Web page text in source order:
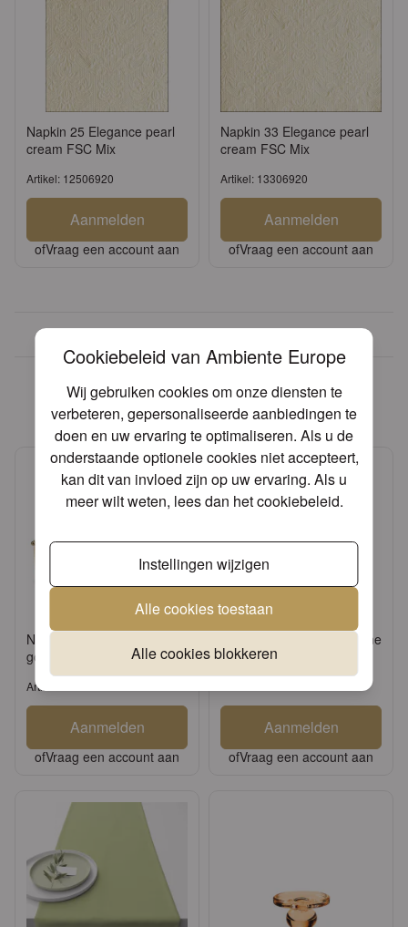
Cookiebeleid van Ambiente Europe
Wij gebruiken cookies om onze diensten te
verbeteren, gepersonaliseerde aanbiedingen te
doen en uw ervaring te optimaliseren. Als u de
onderstaande optionele cookies niet accepteert,
kan dit van invloed zijn op uw ervaring. Als u
meer wilt weten, lees dan hetcookiebeleid.
Instellingen wijzigen
Alle cookies toestaan
Alle cookies blokkeren
Napkin 25 Elegance pearl
cream FSC Mix
Artikel: 12506920
Aanmelden
ofVraag een account aan
Napkin 33 Elegance pearl
cream FSC Mix
Artikel: 13306920
Aanmelden
ofVraag een account aan
Andere producten die mogelijk
iets voor u zijn!
Napkin holder Branch big
gold
Artikel: 19402231
Aanmelden
ofVraag een account aan
Candle tapered champagne
Aanmelden
ofVraag een account aan